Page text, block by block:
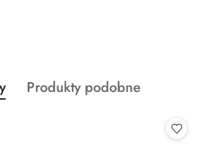
Produkty
Produkty podobne